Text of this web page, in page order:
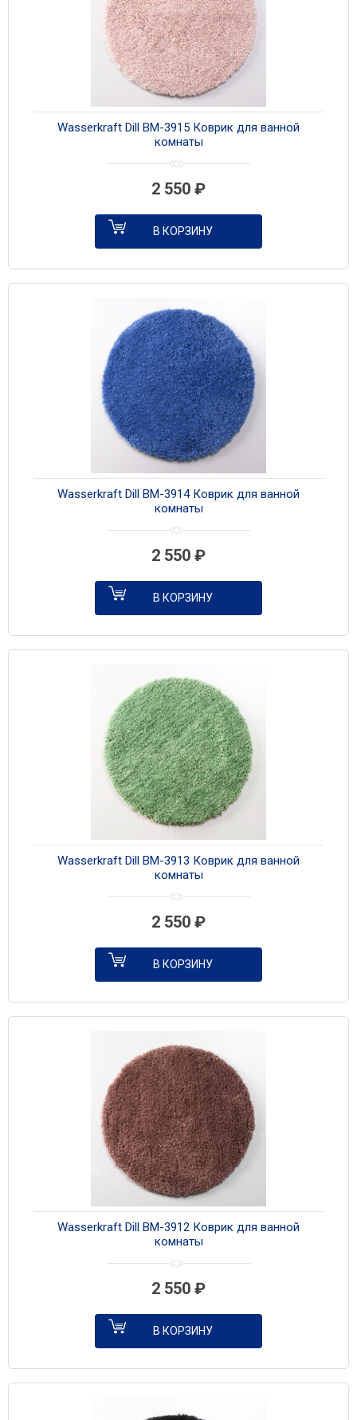
Wasserkraft Dill BM-3915 Коврик для ванной
комнаты
2 550 ₽
В КОРЗИНУ
Wasserkraft Dill BM-3914 Коврик для ванной
комнаты
2 550 ₽
В КОРЗИНУ
Wasserkraft Dill BM-3913 Коврик для ванной
комнаты
2 550 ₽
В КОРЗИНУ
Wasserkraft Dill BM-3912 Коврик для ванной
комнаты
2 550 ₽
В КОРЗИНУ